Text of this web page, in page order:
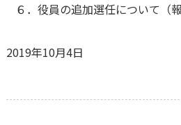
６．役員の追加選任について
2019年10月4日